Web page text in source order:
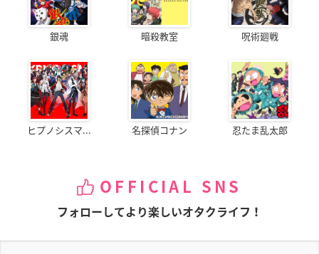
銀魂 暗殺教室 呪術廻戦
ヒプノシスマ... 名探偵コナン 忍たま乱太郎
OFFICIAL SNS
フォローしてより楽しいオタクライフ！